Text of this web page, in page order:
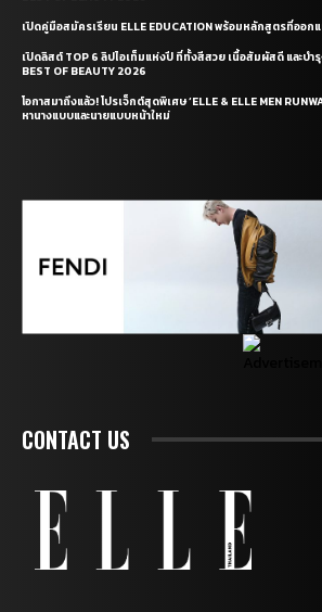
เปิดคู่มือสมัครเรียน ELLE EDUCATION พร้อมหลักสูตรที่ออก
เปิดลิสต์ TOP 6 ลิปไอเท็มแห่งปี ที่ทั้งสีสวย เนื้อสัมผัสดี และบำ
BEST OF BEAUTY 2026
โอกาสมาถึงแล้ว! โปรเจ็กต์สุดพิเศษ ‘ELLE & ELLE MEN
หานางแบบและนายแบบหน้าใหม่
CONTACT US